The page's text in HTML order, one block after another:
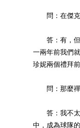
問：在傑克
答：有，但
一兩年前我們
珍妮兩個禮拜
問：那麼禪
答：我不太
中，成為球隊